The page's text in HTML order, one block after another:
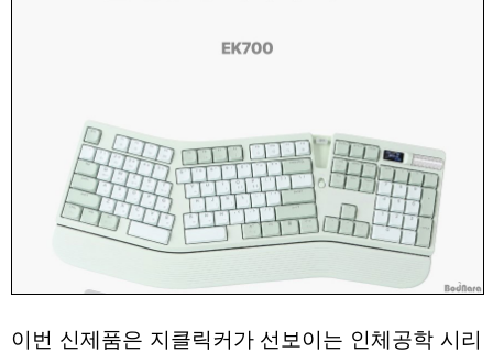
이번 신제품은 지클릭커가 선보이는 인체공학 시리